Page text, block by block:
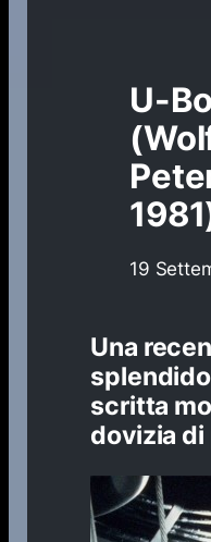
U-
19
Una
scritta
dovizia